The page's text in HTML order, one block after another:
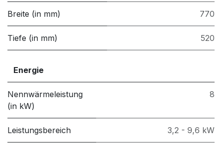
Breite (in mm) 770
Tiefe (in mm) 520
Energie
Nennwärmeleistung
(in kW)
8
Leistungsbereich 3,2 - 9,6 kW